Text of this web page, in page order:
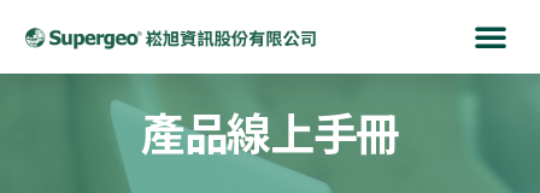
產品線上手冊